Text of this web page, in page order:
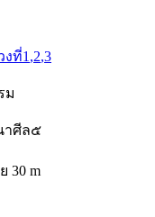
ที่1 ,2,3
ม
าศีล๕
30 m